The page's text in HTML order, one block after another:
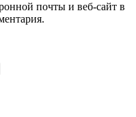
почты и веб-сайт в